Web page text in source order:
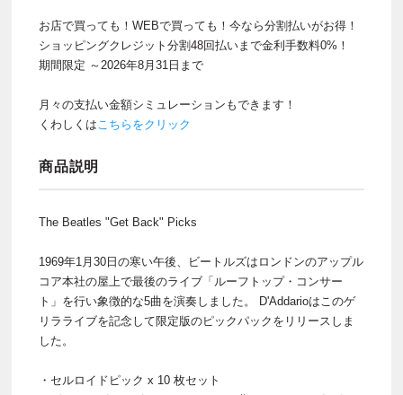
お店で買っても！WEBで買っても！今なら分割払いがお得！
ショッピングクレジット分割48回払いまで金利手数料0%！
期間限定 ～2026年8月31日まで
月々の支払い金額シミュレーションもできます！
くわしくはこちらをクリック
商品説明
The Beatles "Get Back" Picks
1969年1月30日の寒い午後、ビートルズはロンドンのアップル
コア本社の屋上で最後のライブ「ルーフトップ・コンサー
ト」を行い象徴的な5曲を演奏しました。 D'Addarioはこのゲ
リラライブを記念して限定版のピックパックをリリースしま
した。
・セルロイドピック x 10 枚セット